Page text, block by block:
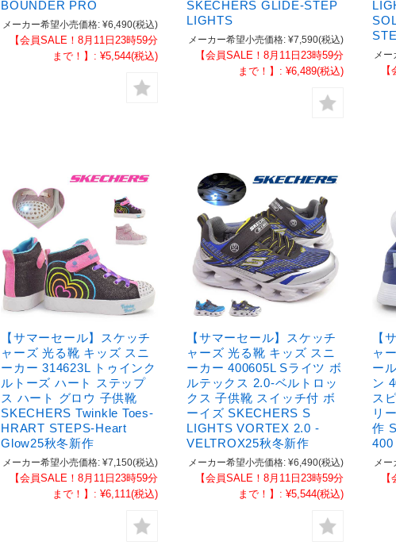
BOUNDER PRO
メーカー希望小売価格: ¥6,490(税込)
【会員SALE！8月11日23時59分
まで！】: ¥5,544(税込)
SKECHERS GLIDE-STEP
LIGHTS
メーカー希望小売価格: ¥7,590(税込)
【会員SALE！8月11日23時59分
まで！】: ¥6,489(税込)
メ
【サマーセール】スケッチ
ャーズ 光る靴 キッズ スニ
ーカー 314623L トゥインク
ルトーズ ハート ステップ
ス ハート グロウ 子供靴
SKECHERS Twinkle Toes-
HRART STEPS-Heart
Glow25秋冬新作
メーカー希望小売価格: ¥7,150(税込)
【会員SALE！8月11日23時59分
まで！】: ¥6,111(税込)
【サマーセール】スケッチ
ャーズ 光る靴 キッズ スニ
ーカー 400605L Sライツ ボ
ルテックス 2.0-ベルトロッ
クス 子供靴 スイッチ付 ボ
ーイズ SKECHERS S
LIGHTS VORTEX 2.0 -
VELTROX25秋冬新作
メーカー希望小売価格: ¥6,490(税込)
【会員SALE！8月11日23時59分
まで！】: ¥5,544(税込)
【
ャ
ー
ン
ス
リ
作
400
メー